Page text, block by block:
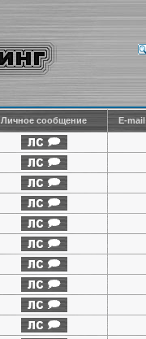
Личное сообщение E-